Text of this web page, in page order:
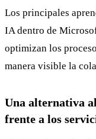
Los principales
IA dentro de
optimizan los
manera visible la
Una alternativa
frente a los